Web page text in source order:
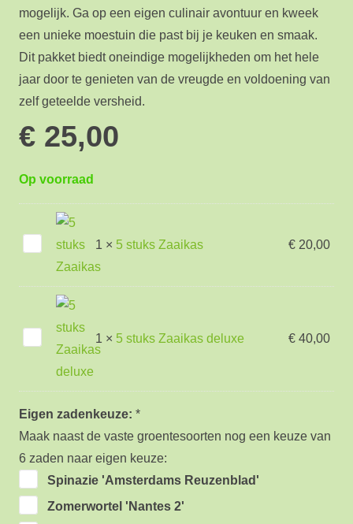
mogelijk. Ga op een eigen culinair avontuur en kweek
een unieke moestuin die past bij je keuken en smaak.
Dit pakket biedt oneindige mogelijkheden om het hele
jaar door te genieten van de vreugde en voldoening van
zelf geteelde versheid.
€ 25,00
Op voorraad
Zaaikas
1 × 5 stuks Zaaikas € 20,00
1 × 5 stuks Zaaikas deluxe € 40,00
Eigen zadenkeuze: *
Maak naast de vaste groentesoorten nog een keuze van
6 zaden naar eigen keuze:
Spinazie 'Amsterdams Reuzenblad'
Zomerwortel 'Nantes 2'